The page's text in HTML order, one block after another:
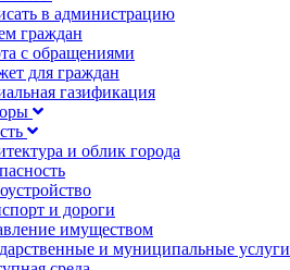
в администрацию
граждан
с обращениями
для граждан
газификация
и облик города
и дороги
имуществом
и муниципальные услуги